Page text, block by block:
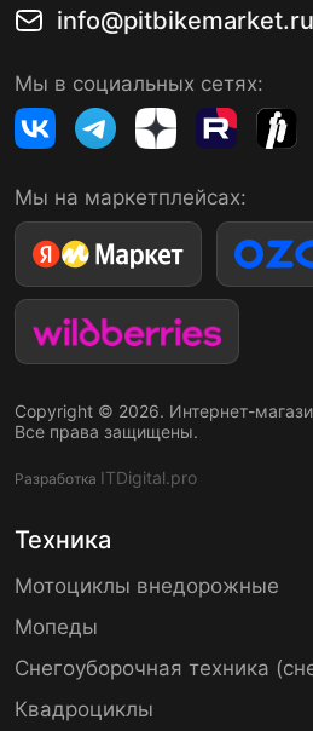
info@pitbikemarket.ru
Мы в социальных сетях:
Мы на маркетплейсах:
Copyright © 2026. Интернет-
Все права защищены.
Разработка ITDigital.pro
Техника
Мотоциклы внедорожные
Мопеды
Снегоуборочная техника
Квадроциклы